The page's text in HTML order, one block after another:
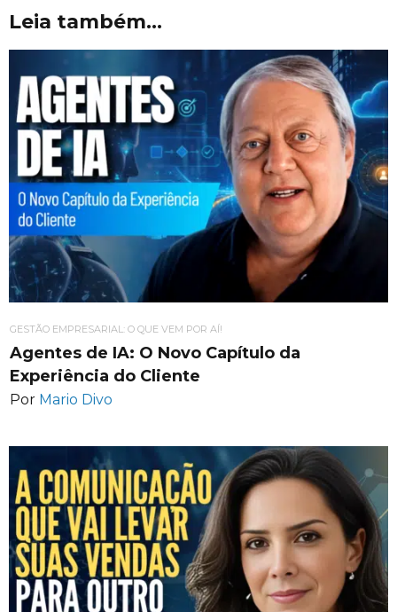
Leia também...
GESTÃO EMPRESARIAL: O QUE VEM POR AÍ!
Agentes de IA: O Novo Capítulo da
Experiência do Cliente
Por Mario Divo